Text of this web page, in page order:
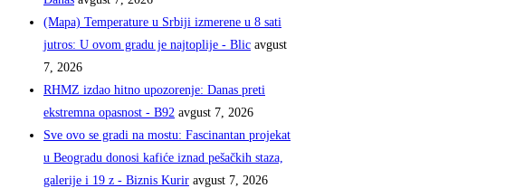
(Mapa) Temperature u Srbiji izmerene u 8 sati
jutros: U ovom gradu je najtoplije - Blic avgust
7, 2026
RHMZ izdao hitno upozorenje: Danas preti
ekstremna opasnost - B92 avgust 7, 2026
Sve ovo se gradi na mostu: Fascinantan projekat
u Beogradu donosi kafiće iznad pešačkih staza,
galerije i 19 z - Biznis Kurir avgust 7, 2026